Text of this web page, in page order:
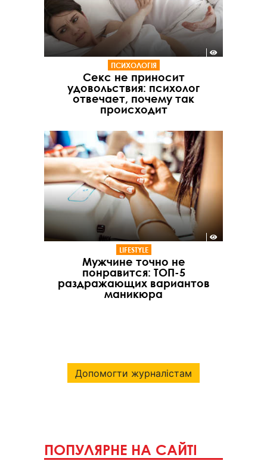
ПСИХОЛОГІЯ
Секс не приносит
удовольствия: психолог
отвечает, почему так
происходит
LIFESTYLE
Мужчине точно не
понравится: ТОП-5
раздражающих вариантов
маникюра
Допомогти журналістам
ПОПУЛЯРНЕ НА САЙТІ